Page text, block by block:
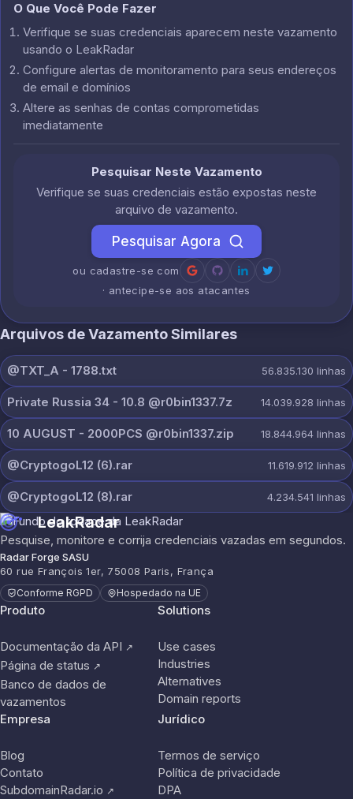
O Que Você Pode Fazer
Verifique se suas credenciais aparecem neste vazamento
usando o LeakRadar
Configure alertas de monitoramento para seus endereços
de email e domínios
Altere as senhas de contas comprometidas
imediatamente
Pesquisar Neste Vazamento
Verifique se suas credenciais estão expostas neste
arquivo de vazamento.
Pesquisar Agora
ou cadastre-se com
· antecipe-se aos atacantes
Arquivos de Vazamento Similares
@TXT_A - 1788.txt 56.835.130 linhas
Private Russia 34 - 10.8 @r0bin1337.7z 14.039.928 linhas
10 AUGUST - 2000PCS @r0bin1337.zip 18.844.964 linhas
@CryptogoL12 (6).rar 11.619.912 linhas
@CryptogoL12 (8).rar 4.234.541 linhas
LeakRadar
Pesquise, monitore e corrija credenciais vazadas em segundos.
Radar Forge SASU
60 rue François 1er, 75008 Paris, França
Conforme RGPD Hospedado na UE
Produto
Documentação da API ↗
Página de status ↗
Banco de dados de
vazamentos
Solutions
Use cases
Industries
Alternatives
Domain reports
Empresa
Blog
Contato
SubdomainRadar.io ↗
Jurídico
Termos de serviço
Política de privacidade
DPA